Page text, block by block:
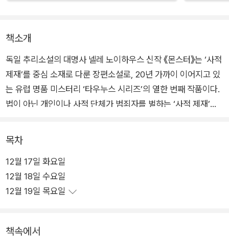
책소개
독일 추리소설의 대명사 넬레 노이하우스 신작 《몬스터》는 ‘사적
제재’를 중심 소재로 다룬 장편소설로, 20년 가까이 이어지고 있
는 유럽 명품 미스터리 ‘타우누스 시리즈’의 열한 번째 작품이다.
법이 아닌 개인이나 사적 단체가 범죄자를 벌하는 ‘사적 제재’는
《몬스터》는 법을 존중하기는커녕 의뢰인의 승소를 위해 법망을
빠져나가는 게임 플레이어가 된 법조인들, 법이 제힘을 발휘하지
못하고 정의 실현이 요원하기만 한 사회에서 스스로 처벌자를 자
처하며 정서적으로 취약한 피해자 유족들의 분노를 부채질하는
론, 피해자의 고통은 조금도 배려하지 않는 소셜미디어의 댓글과
목차
12월 17일 화요일
12월 18일 수요일
12월 19일 목요일
책속에서